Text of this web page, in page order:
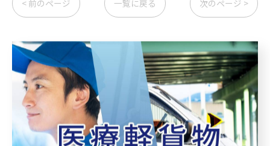
< 前のページ 一覧に戻る 次のページ >
関連タグ
#検体ドライバー 求職 転職
#経験者
#未経験
#業務委託 #女性
#軽バン